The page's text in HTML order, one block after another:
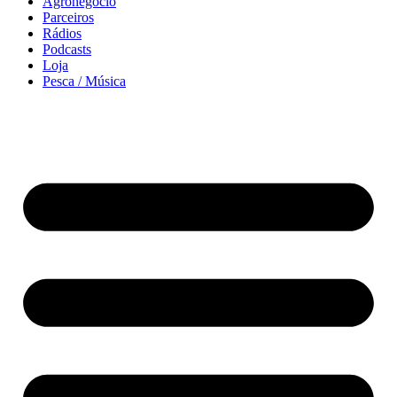
Parceiros
Rádios
Podcasts
Loja
Pesca / Música